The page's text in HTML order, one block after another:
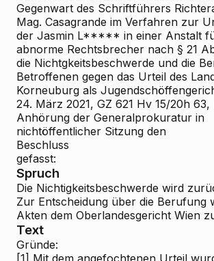
Gegenwart des Schriftführers
Mag. Casagrande im Verfahren zur
der Jasmin L***** in einer Anstalt
abnorme Rechtsbrecher nach § 21
die Nichtgkeitsbeschwerde und die
Betroffenen gegen das Urteil des
Korneuburg als
24. März 2021, GZ 621 Hv 15/20h 63,
Anhörung der Generalprokuratur in
nichtöffentlicher Sitzung den
Beschluss
gefasst:
Spruch
Die Nichtigkeitsbeschwerde wird
Zur Entscheidung über die Berufung
Akten dem Oberlandesgericht Wien
Text
Gründe:
[1] Mit dem angefochtenen Urteil